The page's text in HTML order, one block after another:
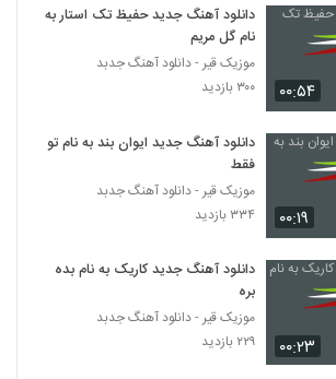
Morteza Ahmadi I Lajbaz
دانلود آهنگ جواد آبادیان مرد و قولش
۲۱۳ بازدید
آهنگ فردین کنعانی بنام بد باشی هم خوبه
۲۳۰ بازدید
Behzad Tarock 12 Shab
۰۰:۵۴
دانلود آهنگ جدید حفیظ تک استار به
نام گل مریم
موزیک قیر - دانلود آهنگ جدبد
۳۰۰ بازدید
۰۰:۱۹
دانلود آهنگ جدید ایوان بند به نام تو
فقط
موزیک قیر - دانلود آهنگ جدبد
۳۳۴ بازدید
۰۰:۲۳
دانلود آهنگ جدید کاریک به نام بده
بره
موزیک قیر - دانلود آهنگ جدبد
۲۲۹ بازدید